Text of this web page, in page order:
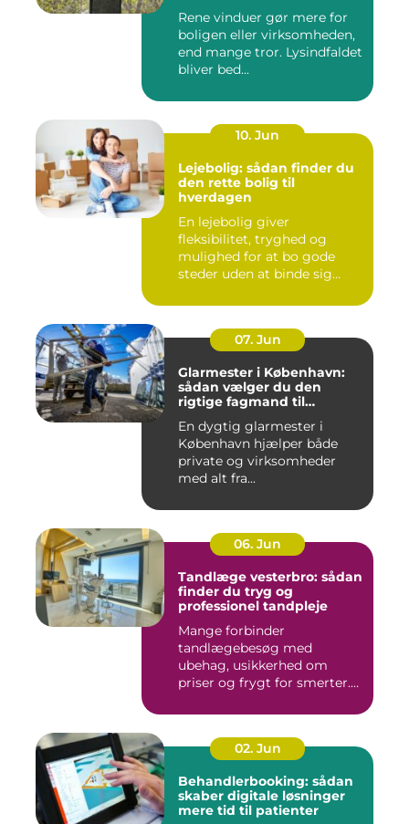
Rene vinduer gør mere for
boligen eller virksomheden,
end mange tror. Lysindfaldet
bliver bed...
10. Jun
Lejebolig: sådan finder du
den rette bolig til
hverdagen
En lejebolig giver
fleksibilitet, tryghed og
mulighed for at bo gode
steder uden at binde sig
07. Jun
Glarmester i København:
sådan vælger du den
rigtige fagmand til
En dygtig glarmester i
København hjælper både
private og virksomheder
med alt fra...
06. Jun
Tandlæge vesterbro: sådan
finder du tryg og
professionel tandpleje
Mange forbinder
tandlægebesøg med
ubehag, usikkerhed om
priser og frygt for smerter.
02. Jun
Behandlerbooking: sådan
skaber digitale løsninger
mere tid til patienter